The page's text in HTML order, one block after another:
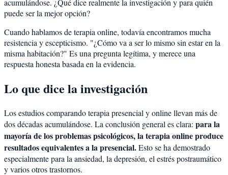
acumulándose. ¿Qué dice realmente la investigación y para quién
puede ser la mejor opción?
Cuando hablamos de terapia online, todavía encontramos mucha
resistencia y escepticismo. "¿Cómo va a ser lo mismo sin estar en la
misma habitación?" Es una pregunta legítima, y merece una
respuesta honesta basada en la evidencia.
Lo que dice la investigación
Los estudios comparando terapia presencial y online llevan más de
dos décadas acumulándose. La conclusión general es clara: para la
mayoría de los problemas psicológicos, la terapia online produce
resultados equivalentes a la presencial.Esto se ha demostrado
especialmente para la ansiedad, la depresión, el estrés postraumático
y varios otros trastornos.